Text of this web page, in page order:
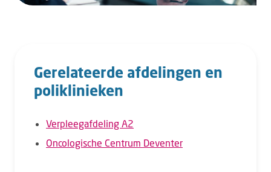
Gerelateerde afdelingen en
poliklinieken
Verpleegafdeling A2
Oncologische Centrum Deventer